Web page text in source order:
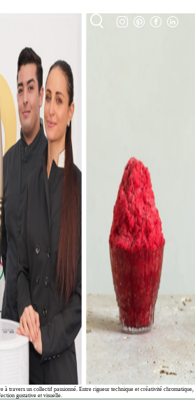
à travers un collectif passionné. Entre rigueur technique et créativité chromatique,
gustative et visuelle.